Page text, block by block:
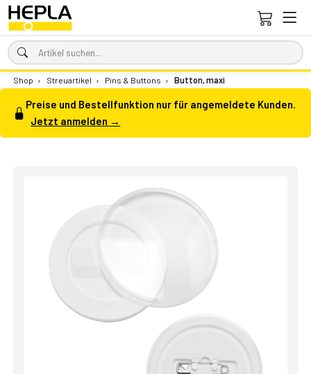
Shop › Streuartikel › Pins & Buttons › Button, maxi
Preise und Bestellfunktion nur für angemeldete Kunden.
Jetzt anmelden →